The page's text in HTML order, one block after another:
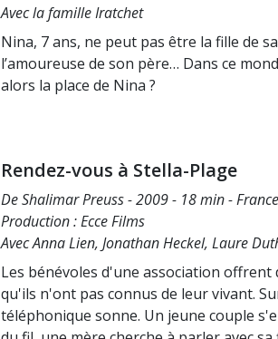
Avec la famille Iratchet
Nina, 7 ans, ne peut pas être la fille de
l’amoureuse de son père… Dans ce
alors la place de Nina ?
Rendez-vous à Stella-Plage
De Shalimar Preuss - 2009 - 18 min - France
Production : Ecce Films
Avec Anna Lien, Jonathan Heckel, Laure
Les bénévoles d'une association
qu'ils n'ont pas connus de leur vivant.
téléphonique sonne. Un jeune couple